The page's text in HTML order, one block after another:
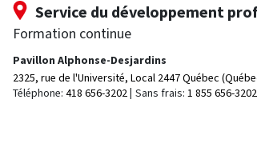
Service du développement
Formation continue
Pavillon Alphonse-Desjardins
2325, rue de l'Université, Local 2447Québec
Téléphone: 418 656-3202 Sans frais: 1 855 656-3202